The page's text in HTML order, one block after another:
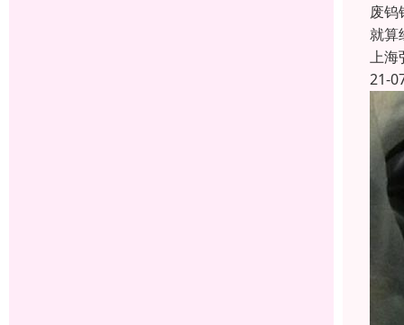
废钨
就算
上海
21-